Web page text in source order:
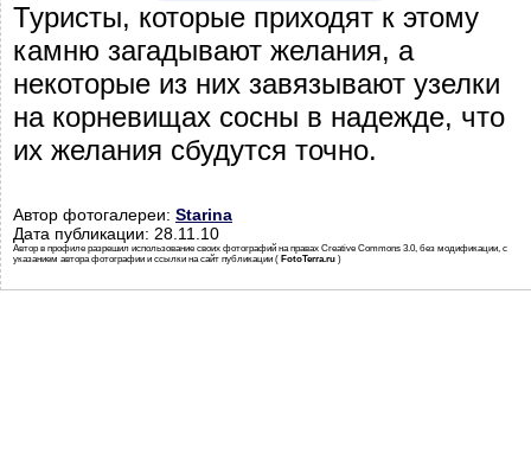
Туристы, которые приходят к этому
камню загадывают желания, а
некоторые из них завязывают узелки
на корневищах сосны в надежде, что
их желания сбудутся точно.
Автор фотогалереи: Starina
Дата публикации: 28.11.10
Автор в профиле разрешил использование своих фотографий на правах Creative Commons 3.0, без модификации, с
указанием автора фотографии и ссылки на сайт публикации ( FotoTerra.ru )